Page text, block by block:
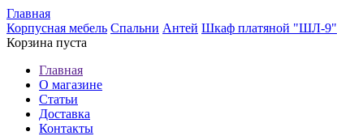
Главная
Корпусная мебель Спальни Антей Шкаф платяной "ШЛ-9"
Корзина пуста
Главная
О магазине
Статьи
Доставка
Контакты